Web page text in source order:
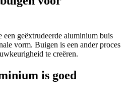
geëxtrudeerde aluminium buis
vorm. Buigen is een ander proces
te creëren.
is goed